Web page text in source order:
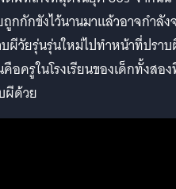
กกักขังไว้นานมาแล้วอาจกำลัง
วัยรุ่นรุ่นใหม่ไปทำหน้าที่ปรา
ครูในโรงเรียนของเด็กทั้งสอ
ผีด้วย